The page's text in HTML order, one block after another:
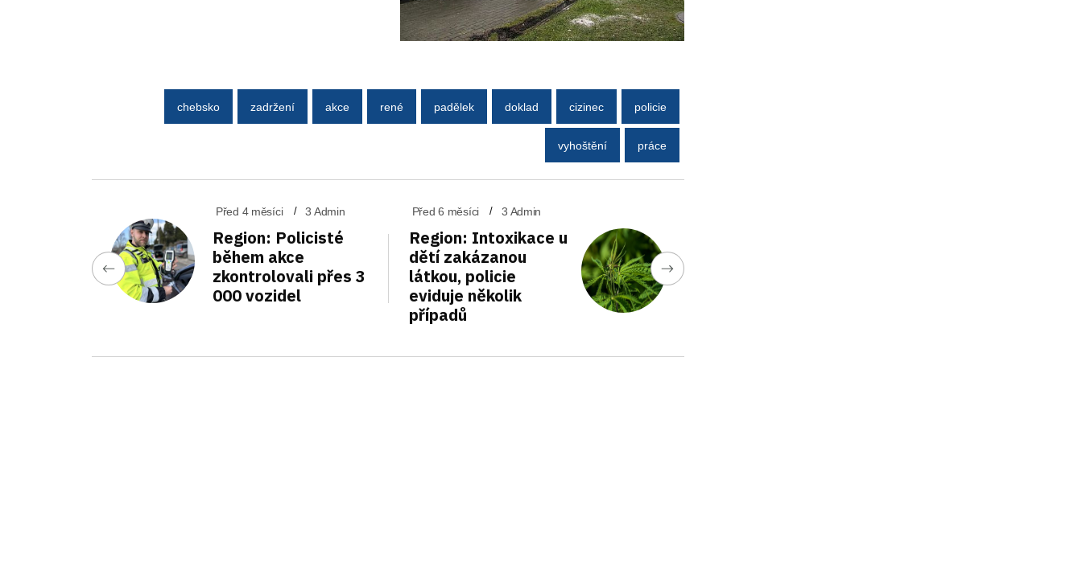
chebsko zadržení akce rené padělek doklad cizinec policie
vyhoštění práce
Před 4 měsíci 3 Admin
Region: Policisté
během akce
zkontrolovali přes 3
000 vozidel
Před 6 měsíci 3 Admin
Region: Intoxikace u
dětí zakázanou
látkou, policie
eviduje několik
případů